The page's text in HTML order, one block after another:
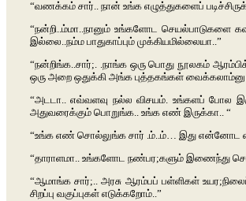
“வணக்கம் சார்.. நான் உங்க எழுத்துகளைப்
“நன்றி..ம்மா..நானும் உங்களோட செயல்பாடுகளை
இல்லை..நம்ம பாதுகாப்பும் முக்கியமில்லையா..”
“நன்றிங்க..சார்;. .நாங்க ஒரு பொது நூலகம்
ஒரு அறை ஒதுக்கி அங்க புத்தகங்கள்
“அடடா.. எவ்வளவு நல்ல விசயம். உங்களப் போல
அதுவரைக்கும் பொறுங்க.. உங்க எண் இருக்கா.. “
“உங்க எண் சொல்லுங்க சார் .ம்..ம்… இது என்னோட
“தாராளமா.. உங்களோட நண்பர;களும் இணைந்து
“ஆமாங்க சார்;.. அரசு ஆரம்பப் பள்ளிகள்
சிறப்பு வகுப்புகள் எடுக்கறோம்..”